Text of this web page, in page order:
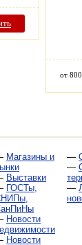
от
Магазины и
Выставки
ГОСТы,
Новости
Новости
—
—
—